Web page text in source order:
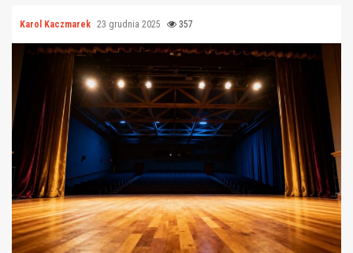
Karol Kaczmarek 23 grudnia 2025 357